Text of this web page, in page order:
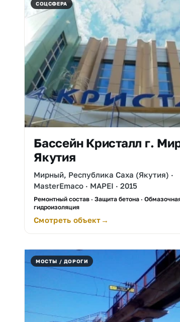
СОЦСФЕРА
Бассейн Кристалл г.
Якутия
Мирный, Республика Саха (Якутия) ·
MasterEmaco · MAPEI · 2015
Ремонтный состав · Защита бетона ·
гидроизоляция
Смотреть объект
МОСТЫ / ДОРОГИ